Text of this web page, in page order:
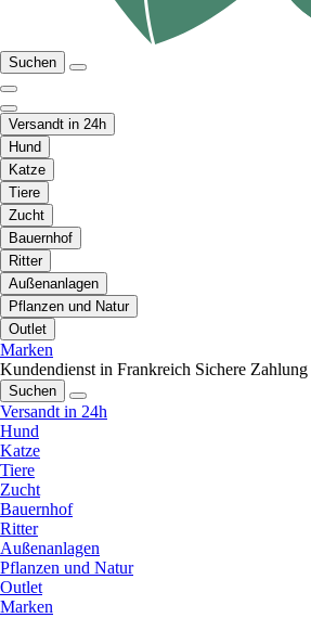
Suchen
Versandt in 24h
Hund
Katze
Tiere
Zucht
Bauernhof
Ritter
Außenanlagen
Pflanzen und Natur
Outlet
Marken
Kundendienst in Frankreich Sichere Zahlung
Suchen
Versandt in 24h
Hund
Katze
Tiere
Zucht
Bauernhof
Ritter
Außenanlagen
Pflanzen und Natur
Outlet
Marken